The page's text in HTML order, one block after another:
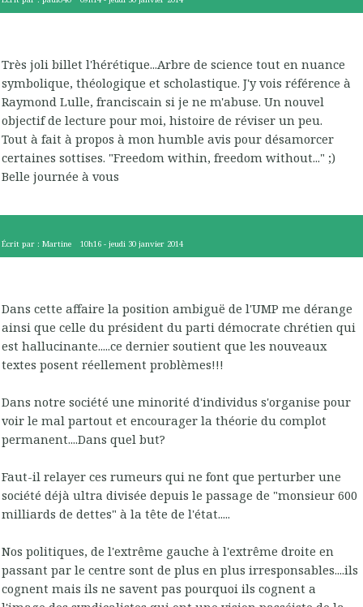
Très joli billet l'hérétique...Arbre de science tout en nuance
symbolique, théologique et scholastique. J'y vois référence à
Raymond Lulle, franciscain si je ne m'abuse. Un nouvel
objectif de lecture pour moi, histoire de réviser un peu.
Tout à fait à propos à mon humble avis pour désamorcer
certaines sottises. "Freedom within, freedom without..." ;)
Belle journée à vous
Écrit par : Martine 10h16 -jeudi 30 janvier 2014
Dans cette affaire la position ambiguë de l'UMP me dérange
ainsi que celle du président du parti démocrate chrétien qui
est hallucinante.....ce dernier soutient que les nouveaux
textes posent réellement problèmes!!!
Dans notre société une minorité d'individus s'organise pour
voir le mal partout et encourager la théorie du complot
permanent....Dans quel but?
Faut-il relayer ces rumeurs qui ne font que perturber une
société déjà ultra divisée depuis le passage de "monsieur 600
milliards de dettes" à la tête de l'état.....
Nos politiques, de l'extrême gauche à l'extrême droite en
passant par le centre sont de plus en plus irresponsables....ils
cognent mais ils ne savent pas pourquoi ils cognent a